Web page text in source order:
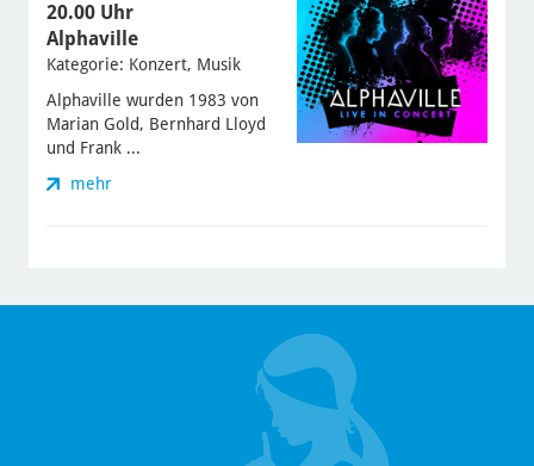
20.00 Uhr
Alphaville
Kategorie: Konzert, Musik
Alphaville wurden 1983 von
Marian Gold, Bernhard Lloyd
und Frank ...
mehr